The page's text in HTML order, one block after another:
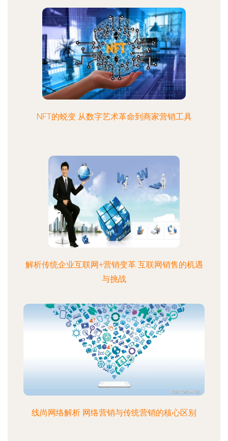
NFT的蜕变 从数字艺术革命到商家营销工具
解析传统企业互联网+营销变革 互联网销售的机遇
与挑战
线尚网络解析 网络营销与传统营销的核心区别